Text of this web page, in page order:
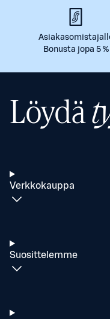
Bonusta jopa 5 %
Löydä
Verkkokauppa
Suosittelemme